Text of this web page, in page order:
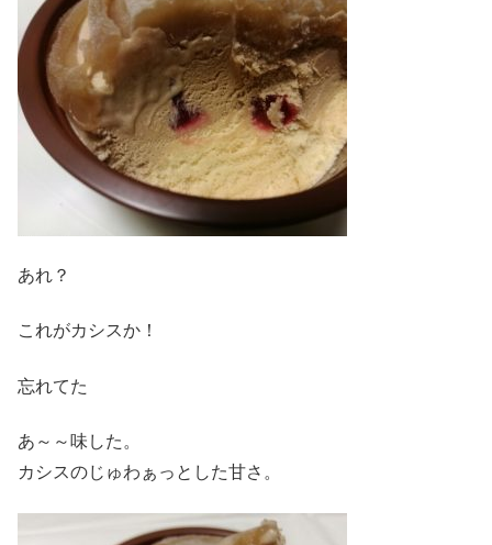
あれ？
これがカシスか！
忘れてた
あ～～味した。
カシスのじゅわぁっとした甘さ。